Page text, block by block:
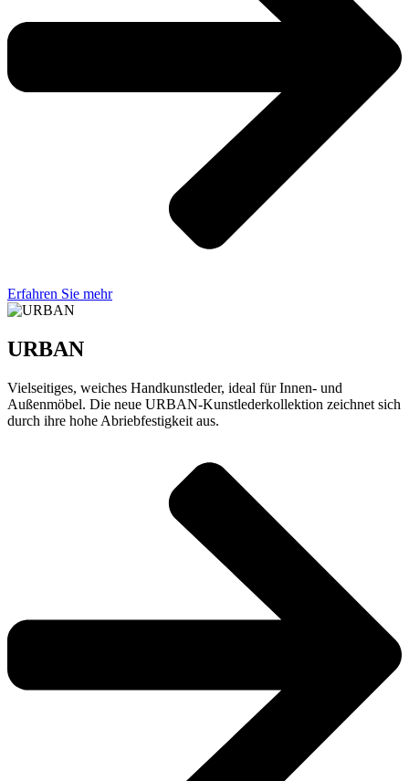
Erfahren Sie mehr
URBAN
Vielseitiges, weiches Handkunstleder, ideal für Innen- und
Außenmöbel. Die neue URBAN-Kunstlederkollektion zeichnet sich
durch ihre hohe Abriebfestigkeit aus.